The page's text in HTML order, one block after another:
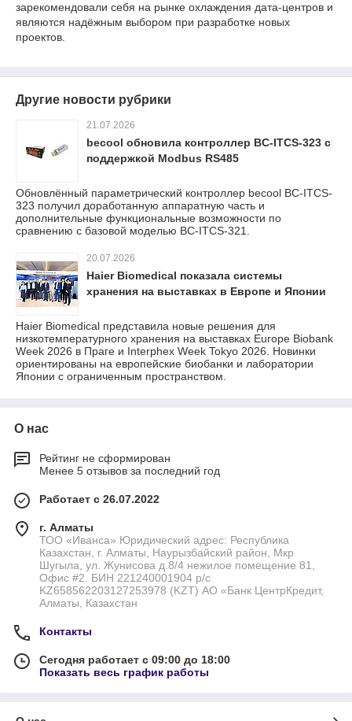
зарекомендовали себя на рынке охлаждения дата-центров и
являются надёжным выбором при разработке новых
проектов.
Другие новости рубрики
21.07.2026
becool обновила контроллер BC-ITCS-323 с
поддержкой Modbus RS485
Обновлённый параметрический контроллер becool BC-ITCS-
323 получил доработанную аппаратную часть и
дополнительные функциональные возможности по
сравнению с базовой моделью BC-ITCS-321.
20.07.2026
Haier Biomedical показала системы
хранения на выставках в Европе и Японии
Haier Biomedical представила новые решения для
низкотемпературного хранения на выставках Europe Biobank
Week 2026 в Праге и Interphex Week Tokyo 2026. Новинки
ориентированы на европейские биобанки и лаборатории
Японии с ограниченным пространством.
О нас
Рейтинг не сформирован
Менее 5 отзывов за последний год
Работает с 26.07.2022
г. Алматы
ТОО «Иванса» Юридический адрес: Республика
Казахстан, г. Алматы, Наурызбайский район, Мкр
Шугыла, ул. Жунисова д.8/4 нежилое помещение 81,
Офис #2. БИН 221240001904 р/с
KZ658562203127253978 (KZT) АО «Банк ЦентрКредит,
Алматы, Казахстан
Контакты
Сегодня работает с 09:00 до 18:00
Показать весь график работы